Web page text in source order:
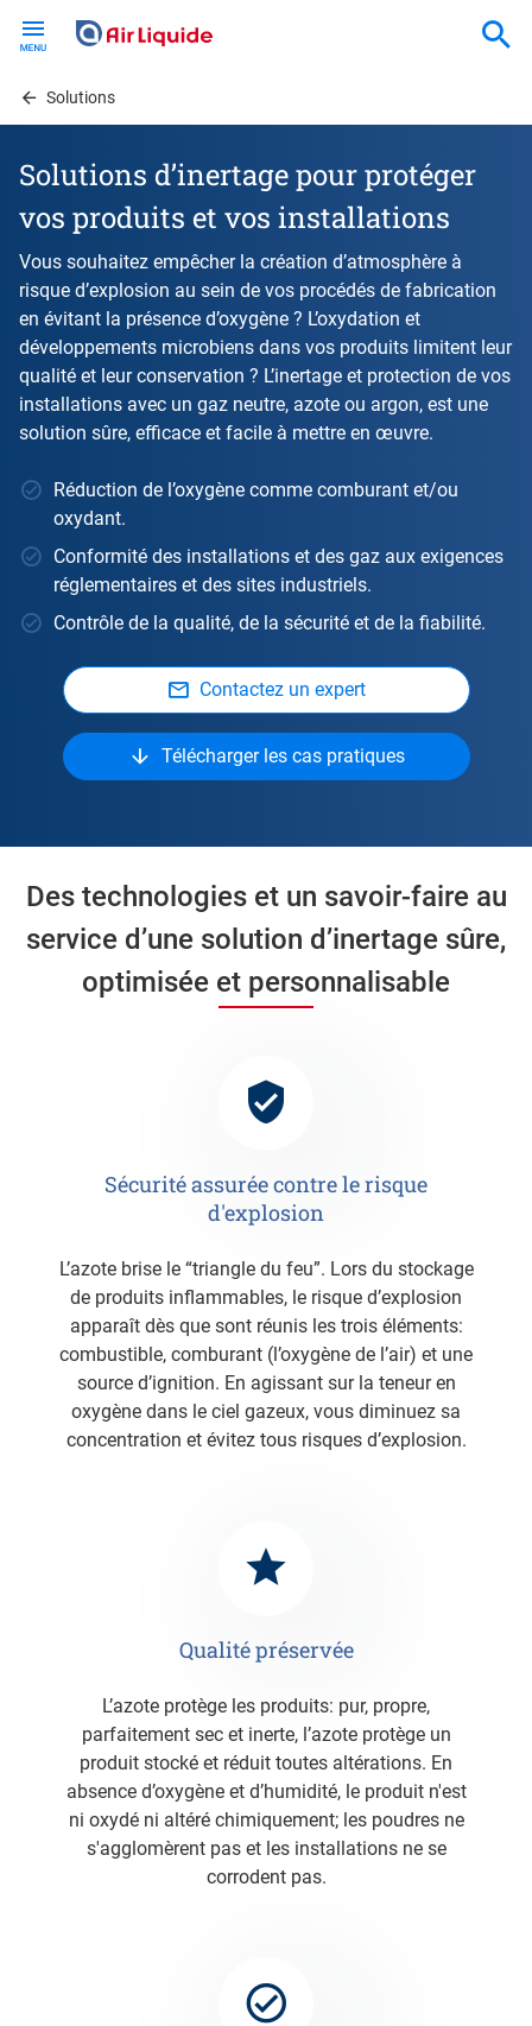
contentSolutions
Solutions d’inertage pour protéger
vos produits et vos installations
Vous souhaitez empêcher la création d’atmosphère à
risque d’explosion au sein de vos procédés de fabrication
en évitant la présence d’oxygène ? L’oxydation et
développements microbiens dans vos produits limitent leur
qualité et leur conservation ? L’inertage et protection de vos
installations avec un gaz neutre, azote ou argon, est une
solution sûre, efficace et facile à mettre en œuvre.
Réduction de l’oxygène comme comburant et/ou
oxydant.
Conformité des installations et des gaz aux exigences
réglementaires et des sites industriels.
Contrôle de la qualité, de la sécurité et de la fiabilité.
Contactez un expert
Télécharger les cas pratiques
Des technologies et un savoir-faire au
service d’une solution d’inertage sûre,
optimisée et personnalisable
Sécurité assurée contre le risque
d'explosion
L’azote brise le “triangle du feu”. Lors du stockage
de produits inflammables, le risque d’explosion
apparaît dès que sont réunis les trois éléments:
combustible, comburant (l’oxygène de l’air) et une
source d’ignition. En agissant sur la teneur en
oxygène dans le ciel gazeux, vous diminuez sa
concentration et évitez tous risques d’explosion.
Qualité préservée
L’azote protège les produits: pur, propre,
parfaitement sec et inerte, l’azote protège un
produit stocké et réduit toutes altérations. En
absence d’oxygène et d’humidité, le produit n'est
ni oxydé ni altéré chimiquement; les poudres ne
s'agglomèrent pas et les installations ne se
corrodent pas.